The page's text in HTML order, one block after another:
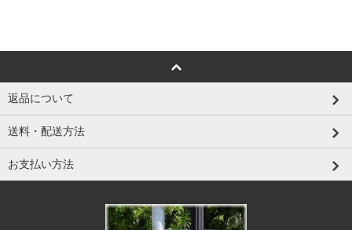
返品について
送料・配送方法
お支払い方法